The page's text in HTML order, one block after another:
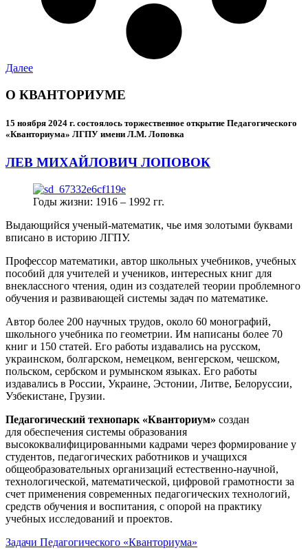
Далее
О КВАНТОРИУМЕ
15 ноября 2024 г. состоялось торжественное открытие Педагогического
«Кванториума» ЛГПУ имени Л.М. Лоповка
ЛЕВ МИХАЙЛОВИЧ ЛОПОВОК
Годы жизни: 1916 – 1992 гг.
Выдающийся ученый-математик, чье имя золотыми буквами
вписано в историю ЛГПУ.
Профессор математики, автор школьных учебников, учебных
пособий для учителей и учеников, интересных книг для
внеклассного чтения, один из создателей теории проблемного
обучения и развивающей системы задач по математике.
Автор более 200 научных трудов, около 60 монографий,
школьного учебника по геометрии. Им написаны более 70
книг и 150 статей. Его работы издавались на русском,
украинском, болгарском, немецком, венгерском, чешском,
польском, сербском и румынском языках. Его работы
издавались в России, Украине, Эстонии, Литве, Белоруссии,
Узбекистане, Грузии.
Педагогический технопарк «Кванториум» создан
для обеспечения системы образования
высококвалифицированными кадрами через формирование у
студентов, педагогических работников и учащихся
общеобразовательных организаций естественно-научной,
технологической, математической, цифровой грамотности за
счет применения современных педагогических технологий,
средств обучения и воспитания, с опорой на практику
учебных исследований и проектов.
Задачи Педагогического «Кванториума»